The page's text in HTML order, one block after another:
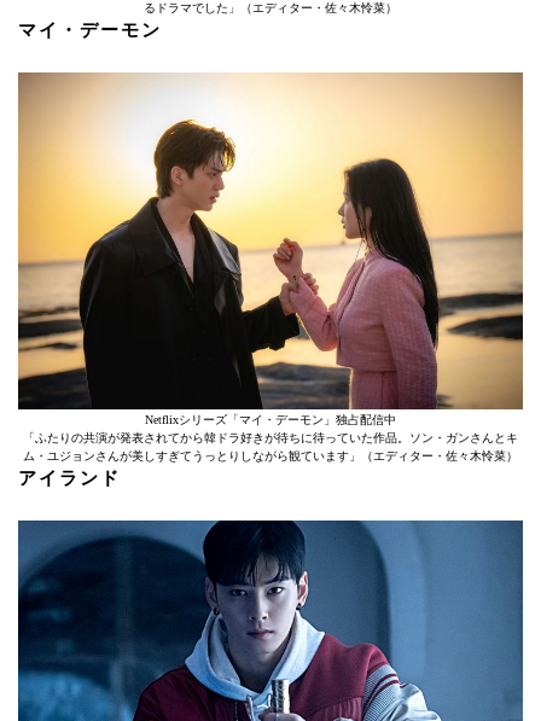
るドラマでした」（エディター・佐々木怜菜）
マイ・デーモン
Netflixシリーズ「マイ・デーモン」独占配信中
「ふたりの共演が発表されてから韓ドラ好きが待ちに待っていた作品。ソン・ガンさんとキ
ム・ユジョンさんが美しすぎてうっとりしながら観ています」（エディター・佐々木怜菜）
アイランド